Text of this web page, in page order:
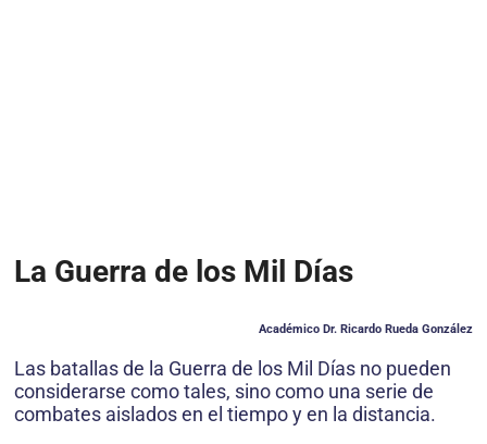
La Guerra de los Mil Días
Académico Dr. Ricardo Rueda González
Las batallas de la Guerra de los Mil Días no pueden
considerarse como tales, sino como una serie de
combates aislados en el tiempo y en la distancia.